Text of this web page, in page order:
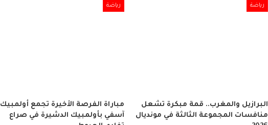
رياضة
البرازيل والمغرب.. قمة مبكرة تشعل
منافسات المجموعة الثالثة في مونديال
رياضة
مباراة الفرصة الأخيرة تجمع أولمبيك
آسفي بأولمبيك الدشيرة في صراع